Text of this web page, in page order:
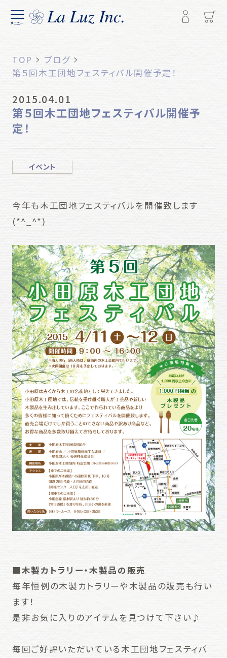
メニュー
TOP
ブログ
第５回木工団地フェスティバル開催予定！
2015.04.01
第５回木工団地フェスティバル開催予
定！
イベント
今年も木工団地フェスティバルを開催致します
(*^_^*)
■木製カトラリー・木製品の販売
毎年恒例の木製カトラリーや木製品の販売も行い
ます！
是非お気に入りのアイテムを見つけて下さい♪
毎回ご好評いただいている木工団地フェスティバ